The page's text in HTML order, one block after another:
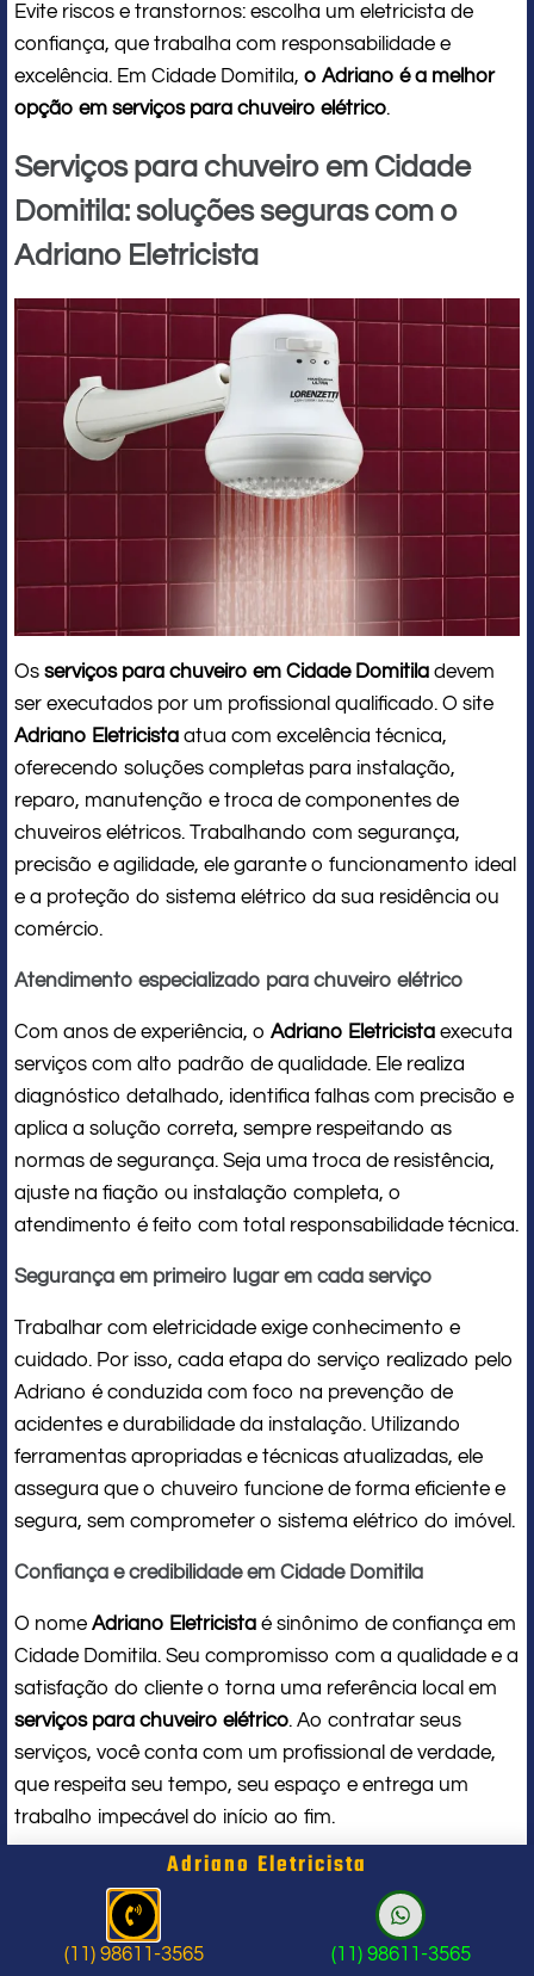
Evite riscos e transtornos: escolha um eletricista de
confiança, que trabalha com responsabilidade e
excelência. Em Cidade Domitila, o Adriano é a melhor
opção em serviços para chuveiro elétrico.
Serviços para chuveiro em Cidade
Domitila: soluções seguras com o
Adriano Eletricista
Os serviços para chuveiro em Cidade Domitila devem
ser executados por um profissional qualificado. O site
Adriano Eletricista atua com excelência técnica,
oferecendo soluções completas para instalação,
reparo, manutenção e troca de componentes de
chuveiros elétricos. Trabalhando com segurança,
precisão e agilidade, ele garante o funcionamento ideal
e a proteção do sistema elétrico da sua residência ou
comércio.
Atendimento especializado para chuveiro elétrico
Com anos de experiência, o Adriano Eletricista executa
serviços com alto padrão de qualidade. Ele realiza
diagnóstico detalhado, identifica falhas com precisão e
aplica a solução correta, sempre respeitando as
normas de segurança. Seja uma troca de resistência,
ajuste na fiação ou instalação completa, o
atendimento é feito com total responsabilidade técnica.
Segurança em primeiro lugar em cada serviço
Trabalhar com eletricidade exige conhecimento e
cuidado. Por isso, cada etapa do serviço realizado pelo
Adriano é conduzida com foco na prevenção de
acidentes e durabilidade da instalação. Utilizando
ferramentas apropriadas e técnicas atualizadas, ele
assegura que o chuveiro funcione de forma eficiente e
segura, sem comprometer o sistema elétrico do imóvel.
Confiança e credibilidade em Cidade Domitila
O nome Adriano Eletricista é sinônimo de confiança em
Cidade Domitila. Seu compromisso com a qualidade e a
satisfação do cliente o torna uma referência local em
serviços para chuveiro elétrico. Ao contratar seus
serviços, você conta com um profissional de verdade,
que respeita seu tempo, seu espaço e entrega um
trabalho impecável do início ao fim.
Problema com chuveiro: sinais que
indicam a hora de chamar um
profissional
Adriano Eletricista
(11) 98611-3565 (11) 98611-3565